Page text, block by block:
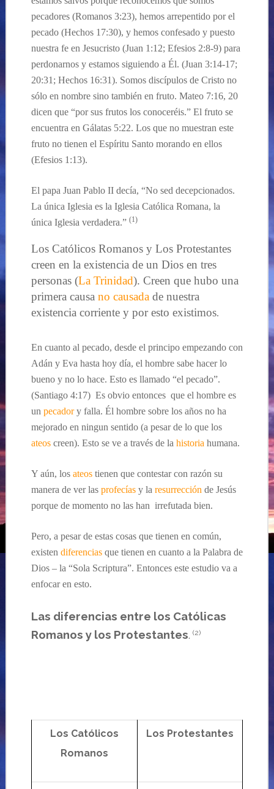
pecadores (Romanos 3:23), hemos arrepentidoporel
pecado (Hechos17:30), y hemos confesadoy puesto
nuestra fe en Jesucristo(Juan 1:12; Efesios2:8-9) para
perdonarnosy estamos siguiendo a Él. (Juan 3:14-17;
20:31; Hechos 16:31). Somos discípulosde Cristo no
sólo en nombre sinotambién en fruto. Mateo 7:16, 20
dicen que “por sus frutos los conoceréis.” El fruto se
encuentra en Gálatas 5:22. Los que no muestran este
fruto no tienen el Espíritu Santo morando en ellos
(Efesios 1:13).
El papa Juan Pablo II decía, “No sed decepcionados.
La única Iglesia es la Iglesia Católica Romana, la
única Iglesia verdadera.” (1)
Los Católicos Romanos y Los Protestantes
creen en la existencia de un Dios en tres
personas (La Trinidad). Creen que hubo una
primera causa no causada de nuestra
existencia corriente y por esto existimos.
En cuanto al pecado, desde el principo empezando con
Adán y Eva hasta hoy día, el hombre sabe hacer lo
bueno y no lo hace. Esto es llamado “el pecado”.
(Santiago 4:17) Es obvio entonces que el hombre es
un pecadory falla. Él hombre sobre los años no ha
mejorado en ningun sentido (a pesar de lo que los
ateoscreen). Esto se ve a través de la historia humana.
Y aún, los ateostienen que contestar con razón su
manera de ver las profecíasy la resurrección de Jesús
porque de momento no las han irrefutada bien.
Pero, a pesar de estas cosas que tienen en común,
existen diferenciasque tienen en cuanto a la Palabra de
Dios – la “Sola Scriptura”. Entonces este estudio va a
enfocar en esto.
Las diferencias entre los Católicas
Romanos y los Protestantes. (2)
Los Católicos
Romanos
Los Protestantes